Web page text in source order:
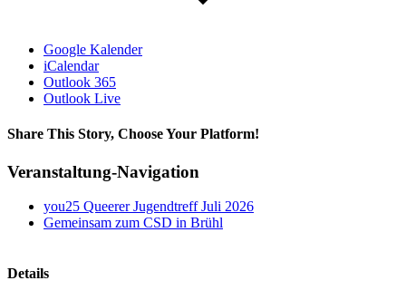
Google Kalender
iCalendar
Outlook 365
Outlook Live
Share This Story, Choose Your Platform!
Facebook
X
Reddit
LinkedIn
WhatsApp
Telegram
Tumblr
Pinterest
Vk
Xing
E-
Veranstaltung-Navigation
you25 Queerer Jugendtreff Juli 2026
Gemeinsam zum CSD in Brühl
Details